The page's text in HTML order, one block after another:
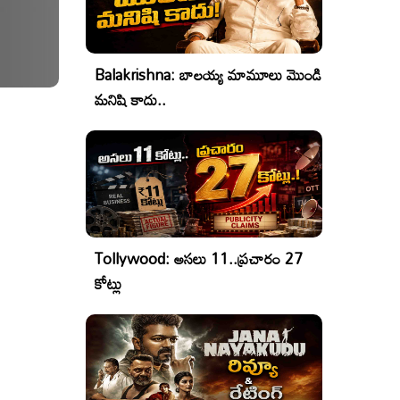
Balakrishna: బాలయ్య మామూలు మొండి
మనిషి కాదు..
Tollywood: అసలు 11..ప్రచారం 27
కోట్లు